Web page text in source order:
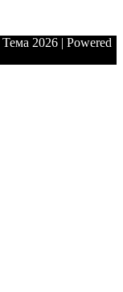
Тема 2026 | Powered